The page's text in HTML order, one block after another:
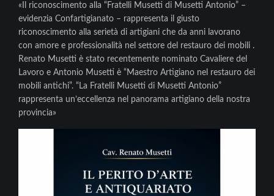
«Il riconoscimento alla “Fratelli Musetti di Musetti Antonio” –
evidenzia Confartigianato – rappresenta il giusto
riconoscimento alla serietà di artigiani che da anni lavorano
con amore e professionalità nel settore del restauro dei mobili .
Renato Musetti è stato recentemente nominato Cavaliere del
Lavoro e Antonio Musetti è “Maestro Artigiano nel restauro dei
mobili antichi”. “La Fratelli Musetti di Musetti Antonio”
rappresenta un’eccellenza nel panorama artigiano della nostra
provincia»